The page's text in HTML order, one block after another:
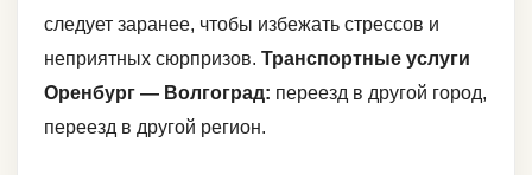
следует заранее, чтобы избежать стрессов и
неприятных сюрпризов. Транспортные услуги
Оренбург — Волгоград: переезд в другой город,
переезд в другой регион.